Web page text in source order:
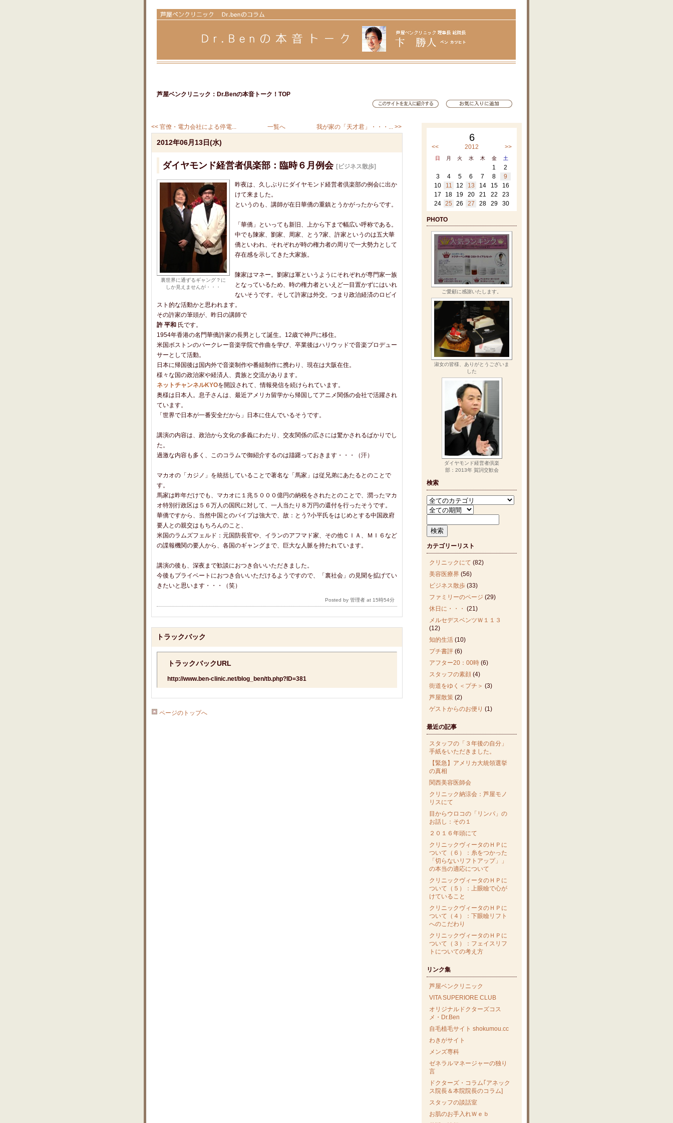
芦屋ベンクリニック：Dr.Benの本音トーク！TOP
<< 官僚・電力会社による停電... 一覧へ 我が家の「天才君」・・・... >>
2012年06月13日(水)
ダイヤモンド経営者倶楽部：臨時６月例会 [ビジネス散歩]
裏世界に通ずるギャング？に
しか見えませんが・・・
昨夜は、久しぶりにダイヤモンド経営者倶楽部の例会に出か
けて来ました。
というのも、講師が在日華僑の重鎮とうかがったからです。
「華僑」といっても新旧、上から下まで幅広い呼称である。
中でも陳家、劉家、周家、とう?家、許家というのは五大華
僑といわれ、それぞれが時の権力者の周りで一大勢力として
存在感を示してきた大家族。
陳家はマネー。劉家は軍というようにそれぞれが専門家一族
となっているため、時の権力者といえど一目置かずにはいれ
ないそうです。そして許家は外交。つまり政治経済のロビイ
スト的な活動かと思われます。
その許家の筆頭が、昨日の講師で
許 平和 氏です。
1954年香港の名門華僑許家の長男として誕生。12歳で神戸に移住。
米国ボストンのバークレー音楽学院で作曲を学び、卒業後はハリウッドで音楽プロデュー
サーとして活動。
日本に帰国後は国内外で音楽制作や番組制作に携わり、現在は大阪在住。
様々な国の政治家や経済人、貴族と交流があります。
ネットチャンネルKYOを開設されて、情報発信を続けられています。
奥様は日本人。息子さんは、最近アメリカ留学から帰国してアニメ関係の会社で活躍され
ています。
「世界で日本が一番安全だから」日本に住んでいるそうです。
講演の内容は、政治から文化の多義にわたり、交友関係の広さには驚かされるばかりでし
た。
過激な内容も多く、このコラムで御紹介するのは躊躇っておきます・・・（汗）
マカオの「カジノ」を統括していることで著名な「馬家」は従兄弟にあたるとのことで
す。
馬家は昨年だけでも、マカオに１兆５０００億円の納税をされたとのことで、潤ったマカ
オ特別行政区は５６万人の国民に対して、一人当たり８万円の還付を行ったそうです。
華僑ですから、当然中国とのパイプは強大で、故：とう?小平氏をはじめとする中国政府
要人との親交はもちろんのこと、
米国のラムズフェルド：元国防長官や、イランのアフマド家、その他ＣＩＡ、ＭＩ６など
の諜報機関の要人から、各国のギャングまで、巨大な人脈を持たれています。
講演の後も、深夜まで歓談におつき合いいただきました。
今後もプライベートにおつき合いいただけるようですので、「裏社会」の見聞を拡げてい
きたいと思います・・・（笑）
Posted by 管理者 at 15時54分
トラックバック
トラックバックURL
http://www.ben-clinic.net/blog_ben/tb.php?ID=381
ページのトップへ
6
<< 2012 >>
日 月 火 水 木 金 土
1
2
3
4 5 6 7 8
9
10
11 12 13 14 15
16
17
18 19 20 21 22
23
24 25 26 27 28 29 30
PHOTO
ご愛顧に感謝いたします。
淑女の皆様、ありがとうございま
した
ダイヤモンド経営者倶楽
部：2013年 賀詞交歓会
検索
カテゴリーリスト
クリニックにて (82)
美容医療界 (56)
ビジネス散歩 (33)
ファミリーのページ (29)
休日に・・・ (21)
メルセデスベンツＷ１１３
(12)
知的生活 (10)
プチ書評 (6)
アフター20：00時 (6)
スタッフの素顔 (4)
街道をゆく＜プチ＞ (3)
芦屋散策 (2)
ゲストからのお便り (1)
最近の記事
スタッフの「３年後の自分」
手紙をいただきました。
【緊急】アメリカ大統領選挙
の真相
関西美容医師会
クリニック納涼会：芦屋モノ
リスにて
目からウロコの「リンパ」の
お話し：その１
２０１６年頭にて
クリニックヴィータのＨＰに
ついて（６）：糸をつかった
「切らないリフトアップ」」
の本当の適応について
クリニックヴィータのＨＰに
ついて（５）：上眼瞼で心が
けていること
クリニックヴィータのＨＰに
ついて（４）：下眼瞼リフト
へのこだわり
クリニックヴィータのＨＰに
ついて（３）：フェイスリフ
トについての考え方
リンク集
芦屋ベンクリニック
VITA SUPERIORE CLUB
オリジナルドクターズコス
メ・Dr.Ben
自毛植毛サイト shokumou.cc
わきがサイト
メンズ専科
ゼネラルマネージャーの独り
言
ドクターズ・コラム｢アネック
ス院長＆本院院長のコラム]
スタッフの談話室
お肌のお手入れＷｅｂ